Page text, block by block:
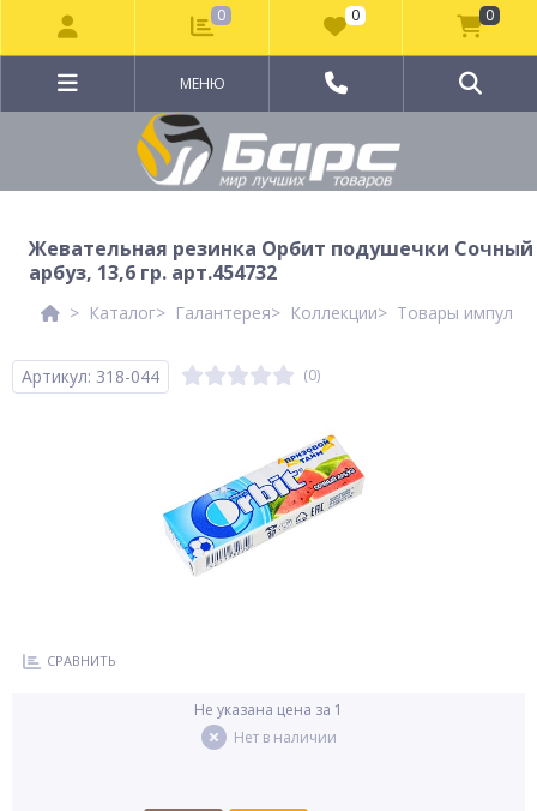
МЕНЮ
Жевательная резинка Орбит подушечки Сочный
арбуз, 13,6 гр. арт.454732
Каталог Галантерея Коллекции Товары
Артикул: 318-044 (0)
СРАВНИТЬ
Не указана цена за 1
Нет в наличии
0 0 0